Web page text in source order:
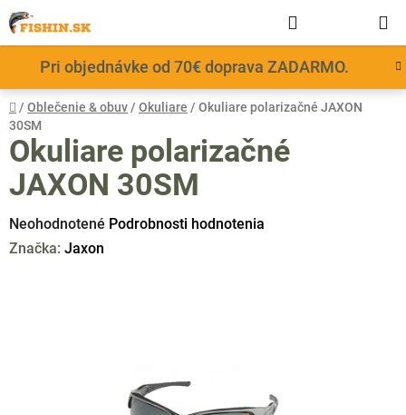
Prejsť
na
obsah
Pri objednávke od 70€ doprava ZADARMO.
KOŠÍK
Domov
/ Oblečenie & obuv / Okuliare / Okuliare polarizačné JAXON
30SM
Okuliare polarizačné
JAXON 30SM
Priemerné
hodnotenie
Neohodnotené Podrobnosti hodnotenia
Značka: Jaxon